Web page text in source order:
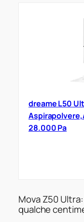
dreame L50
28.000 Pa
Mova Z50
qualche